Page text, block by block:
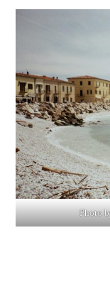
Photo